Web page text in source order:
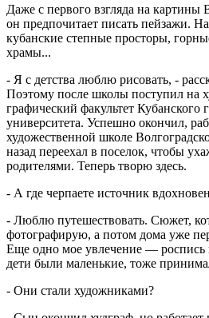
Даже с первого взгляда на картины
он предпочитает писать пейзажи.
кубанские степные просторы,
храмы...
- Я с детства люблю рисовать, -
Поэтому после школы поступил на
графический факультет Кубанского
университета. Успешно окончил,
художественной школе
назад переехал в поселок, чтобы
родителями. Теперь творю здесь.
- А где черпаете источник
- Люблю путешествовать. Сюжет,
фотографирую, а потом дома уже
Еще одно мое увлечение — роспись
дети были маленькие, тоже
- Они стали художниками?